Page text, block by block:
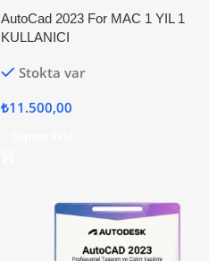
AutoCad 2023 For MAC 1 YIL 1
KULLANICI
Stokta var
₺11.500,00